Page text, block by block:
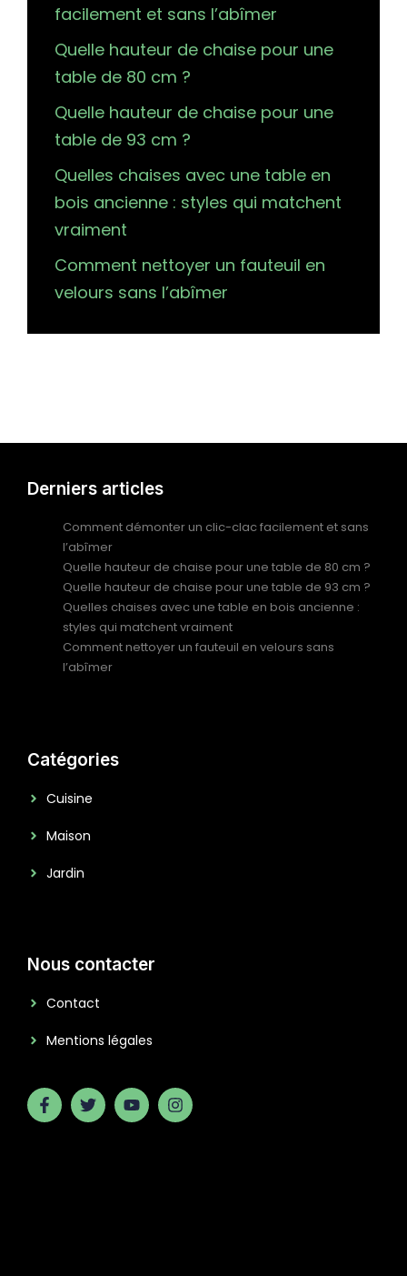
facilement et sans l’abîmer
Quelle hauteur de chaise pour une
table de 80 cm ?
Quelle hauteur de chaise pour une
table de 93 cm ?
Quelles chaises avec une table en
bois ancienne : styles qui matchent
vraiment
Comment nettoyer un fauteuil en
velours sans l’abîmer
Derniers articles
Comment démonter un clic-clac facilement et sans
l’abîmer
Quelle hauteur de chaise pour une table de 80 cm ?
Quelle hauteur de chaise pour une table de 93 cm ?
Quelles chaises avec une table en bois ancienne :
styles qui matchent vraiment
Comment nettoyer un fauteuil en velours sans
l’abîmer
Catégories
Cuisine
Maison
Jardin
Nous contacter
Contact
Mentions légales